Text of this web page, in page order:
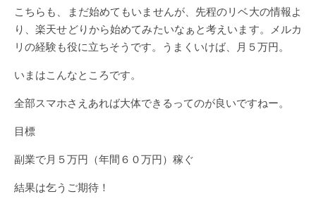
こちらも、まだ始めてもいませんが、先程のリベ大の情報よ
り、楽天せどりから始めてみたいなぁと考えいます。メルカ
リの経験も役に立ちそうです。うまくいけば、月５万円。
いまはこんなところです。
全部スマホさえあれば大体できるってのが良いですねー。
目標
副業で月５万円（年間６０万円）稼ぐ
結果は乞うご期待！